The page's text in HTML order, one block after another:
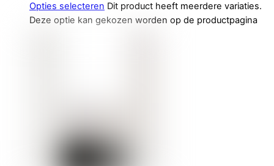
Opties selecteren Dit product heeft meerdere variaties.
Deze optie kan gekozen worden op de productpagina